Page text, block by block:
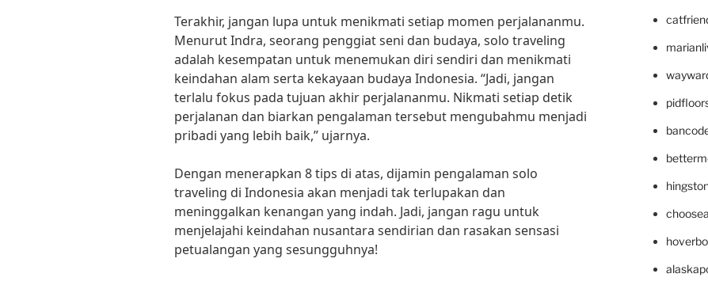
Terakhir, jangan lupa untuk menikmati setiap momen perjalananmu.
Menurut Indra, seorang penggiat seni dan budaya, solo traveling
adalah kesempatan untuk menemukan diri sendiri dan menikmati
keindahan alam serta kekayaan budaya Indonesia. “Jadi, jangan
terlalu fokus pada tujuan akhir perjalananmu. Nikmati setiap detik
perjalanan dan biarkan pengalaman tersebut mengubahmu menjadi
pribadi yang lebih baik,” ujarnya.
Dengan menerapkan 8 tips di atas, dijamin pengalaman solo
traveling di Indonesia akan menjadi tak terlupakan dan
meninggalkan kenangan yang indah. Jadi, jangan ragu untuk
menjelajahi keindahan nusantara sendirian dan rasakan sensasi
petualangan yang sesungguhnya!